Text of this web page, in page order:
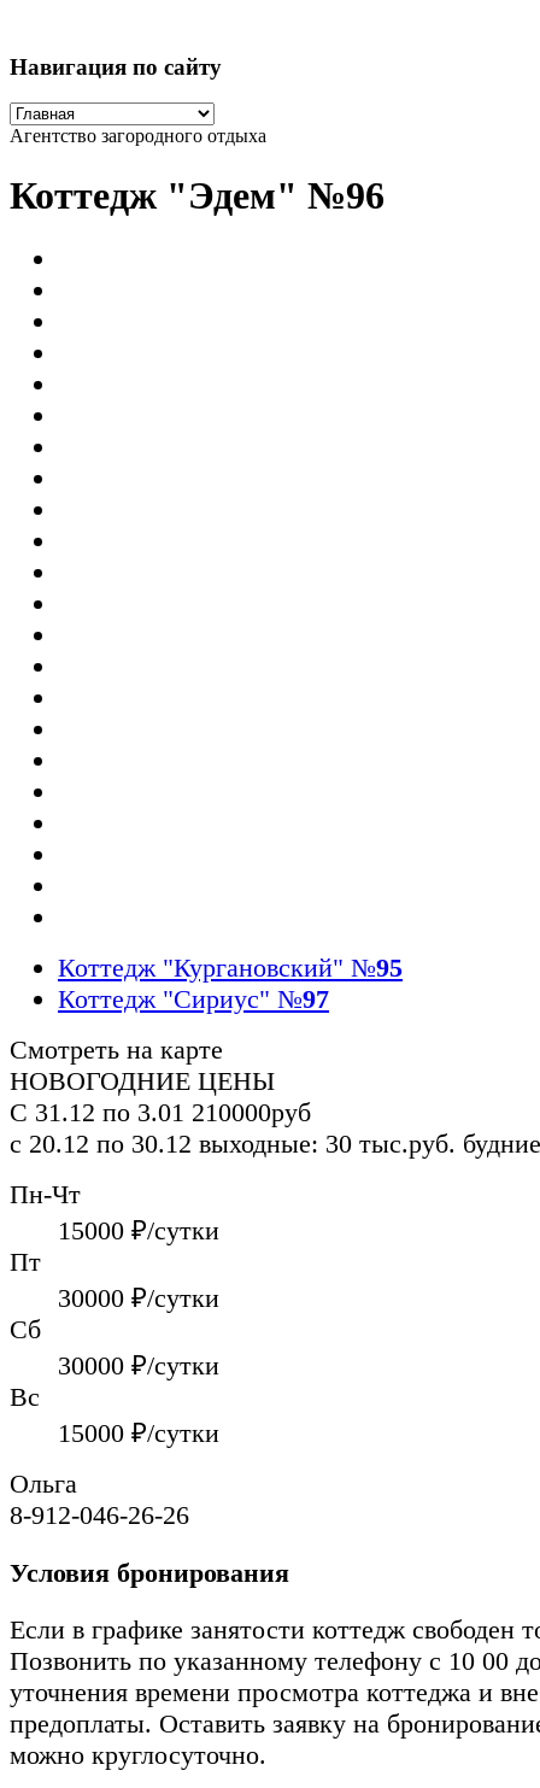
Навигация по сайту
Агентство загородного отдыха
Коттедж "Эдем" №96
Коттедж "Кургановский" №95
Коттедж "Сириус" №97
Смотреть на карте
НОВОГОДНИЕ ЦЕНЫ
С 31.12 по 3.01 210000руб
c 20.12 по 30.12 выходные: 30 тыс.руб.
Пн-Чт
15000 ₽/сутки
Пт
30000 ₽/сутки
Сб
30000 ₽/сутки
Вс
15000 ₽/сутки
Ольга
8-912-046-26-26
Условия бронирования
Если в графике занятости коттедж свободен
Позвонить по указанному телефону с 10 00
уточнения времени просмотра коттеджа и
предоплаты. Оставить заявку на
можно круглосуточно.